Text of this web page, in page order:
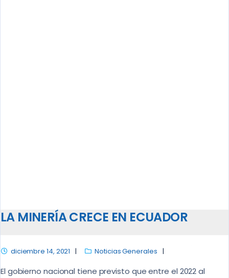
LA MINERÍA CRECE EN ECUADOR
diciembre 14, 2021 Noticias Generales
El gobierno nacional tiene previsto que entre el 2022 al